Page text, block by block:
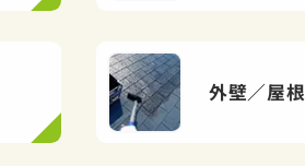
外壁／屋根